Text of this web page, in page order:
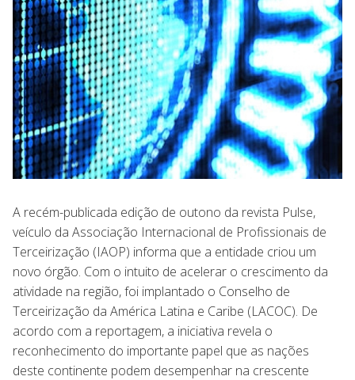
A recém-publicada edição de outono da revista Pulse,
veículo da Associação Internacional de Profissionais de
Terceirização (IAOP) informa que a entidade criou um
novo órgão. Com o intuito de acelerar o crescimento da
atividade na região, foi implantado o Conselho de
Terceirização da América Latina e Caribe (LACOC). De
acordo com a reportagem, a iniciativa revela o
reconhecimento do importante papel que as nações
deste continente podem desempenhar na crescente